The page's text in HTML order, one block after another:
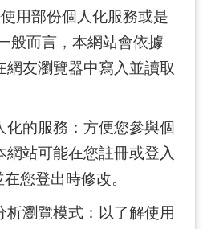
用部份個人化服務或是
般而言，本網站會依據
網友瀏覽器中寫入並讀取
化的服務：方便您參與個
網站可能在您註冊或登入
您登出時修改。
析瀏覽模式：以了解使用